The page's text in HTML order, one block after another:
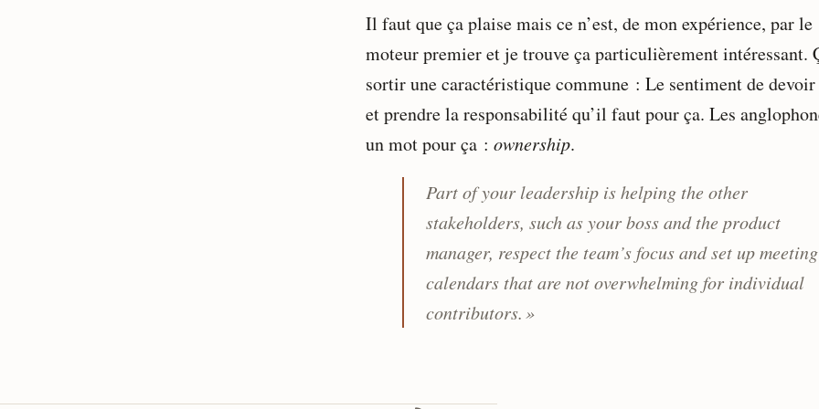
Il faut que ça plaise mais ce n’est, de mon expérience, par le
moteur premier et je trouve ça particulièrement intéressant.
sortir une caractéristique commune : Le sentiment de
et prendre la responsabilité qu’il faut pour ça. Les
un mot pour ça : ownership.
Part of your leadership is helping the other
stakeholders, such as your boss and the product
manager, respect the team’s focus and set up meeting
calendars that are not overwhelming for individual
contributors. »